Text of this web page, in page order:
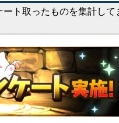
ト取ったものを集計して